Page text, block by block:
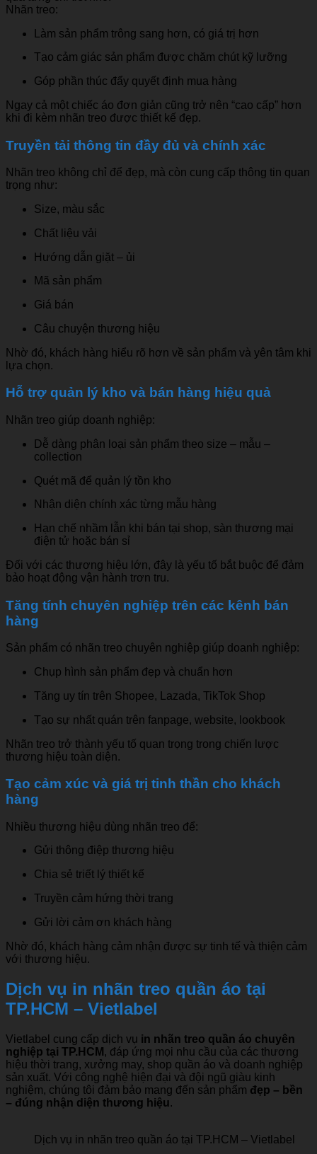
Nhãn treo:
Làm sản phẩm trông sang hơn, có giá trị hơn
Tạo cảm giác sản phẩm được chăm chút kỹ lưỡng
Góp phần thúc đẩy quyết định mua hàng
Ngay cả một chiếc áo đơn giản cũng trở nên “cao cấp” hơn
khi đi kèm nhãn treo được thiết kế đẹp.
Truyền tải thông tin đầy đủ và chính xác
Nhãn treo không chỉ để đẹp, mà còn cung cấp thông tin quan
trọng như:
Size, màu sắc
Chất liệu vải
Hướng dẫn giặt – ủi
Mã sản phẩm
Giá bán
Câu chuyện thương hiệu
Nhờ đó, khách hàng hiểu rõ hơn về sản phẩm và yên tâm khi
lựa chọn.
Hỗ trợ quản lý kho và bán hàng hiệu quả
Nhãn treo giúp doanh nghiệp:
Dễ dàng phân loại sản phẩm theo size – mẫu –
collection
Quét mã để quản lý tồn kho
Nhận diện chính xác từng mẫu hàng
Hạn chế nhầm lẫn khi bán tại shop, sàn thương mại
điện tử hoặc bán sỉ
Đối với các thương hiệu lớn, đây là yếu tố bắt buộc để đảm
bảo hoạt động vận hành trơn tru.
Tăng tính chuyên nghiệp trên các kênh bán
hàng
Sản phẩm có nhãn treo chuyên nghiệp giúp doanh nghiệp:
Chụp hình sản phẩm đẹp và chuẩn hơn
Tăng uy tín trên Shopee, Lazada, TikTok Shop
Tạo sự nhất quán trên fanpage, website, lookbook
Nhãn treo trở thành yếu tố quan trọng trong chiến lược
thương hiệu toàn diện.
Tạo cảm xúc và giá trị tinh thần cho khách
hàng
Nhiều thương hiệu dùng nhãn treo để:
Gửi thông điệp thương hiệu
Chia sẻ triết lý thiết kế
Truyền cảm hứng thời trang
Gửi lời cảm ơn khách hàng
Nhờ đó, khách hàng cảm nhận được sự tinh tế và thiện cảm
với thương hiệu.
Dịch vụ in nhãn treo quần áo tại
TP.HCM – Vietlabel
Vietlabel cung cấp dịch vụ in nhãn treo quần áo chuyên
nghiệp tại TP.HCM , đáp ứng mọi nhu cầu của các thương
hiệu thời trang, xưởng may, shop quần áo và doanh nghiệp
sản xuất. Với công nghệ hiện đại và đội ngũ giàu kinh
nghiệm, chúng tôi đảm bảo mang đến sản phẩm đẹp – bền
– đúng nhận diện thương hiệu.
Dịch vụ in nhãn treo quần áo tại TP.HCM – Vietlabel